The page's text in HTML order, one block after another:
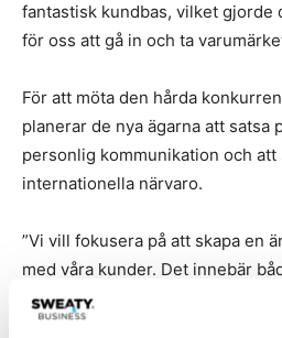
fantastisk kundbas, vilket
för oss att gå in och ta
För att möta den hårda
planerar de nya ägarna att satsa
personlig kommunikation och att
internationella närvaro.
”Vi vill fokusera på att skapa en
med våra kunder. Det innebär
och att bygga en upplevelse
också att satsa på en mer